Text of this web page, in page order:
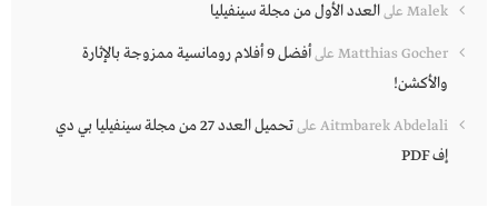
Malek علىالعدد الأول من مجلة سينفيليا
Matthias Gocher على
أفضل 9 أفلام رومانسية ممزوجة بالإثارة
والأكشن!
Aitmbarek Abdelali على
تحميل العدد 27 من مجلة سينفيليا بي دي
إف PDF